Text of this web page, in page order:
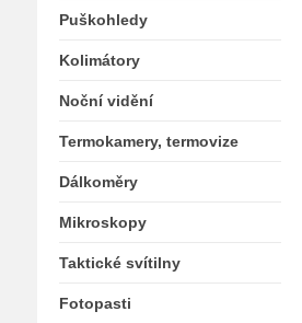
Puškohledy
Kolimátory
Noční vidění
Termokamery, termovize
Dálkoměry
Mikroskopy
Taktické svítilny
Fotopasti